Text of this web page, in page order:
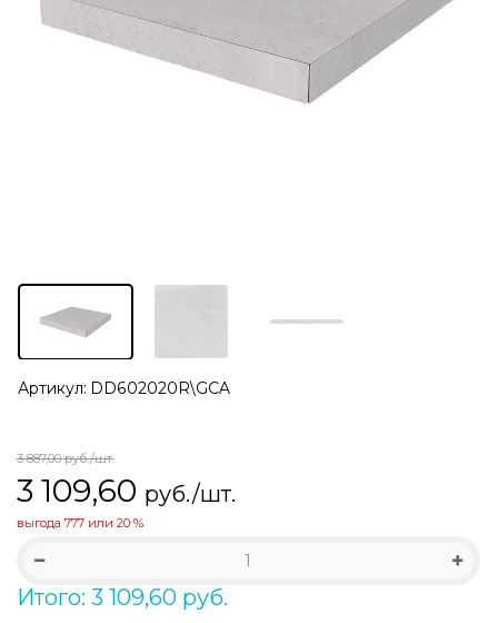
Артикул: DD602020R\GCA
3 887,00руб./шт.
3 109,60 руб./шт.
выгода 777или 20 %
Итого: 3 109,60 руб.